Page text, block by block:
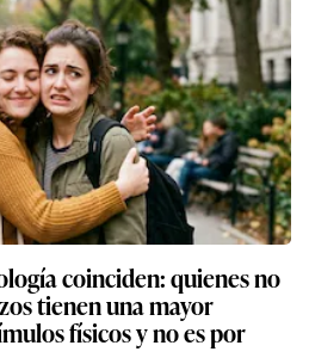
coinciden: quienes no
tienen una mayor
físicos y no es por